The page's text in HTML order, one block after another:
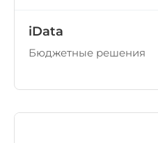
iData
Бюджетные решения